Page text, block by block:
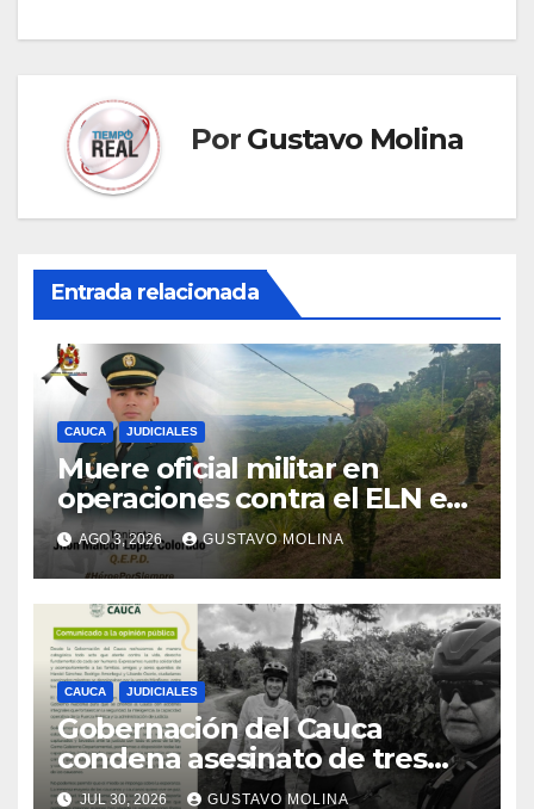
Por Gustavo Molina
Entrada relacionada
CAUCA JUDICIALES
Muere oficial militar en
operaciones contra el ELN en
el sur del Cauca
AGO 3, 2026 GUSTAVO MOLINA
CAUCA JUDICIALES
Gobernación del Cauca
condena asesinato de tres
ciudadanos y exige medidas
JUL 30, 2026 GUSTAVO MOLINA